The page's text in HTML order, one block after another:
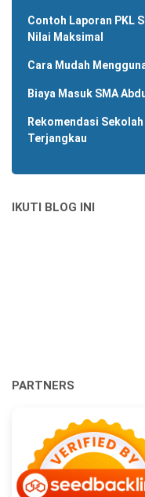
Contoh Laporan PKL
Nilai Maksimal
Cara Mudah
Biaya Masuk SMA
Rekomendasi
Terjangkau
IKUTI BLOG INI
PARTNERS